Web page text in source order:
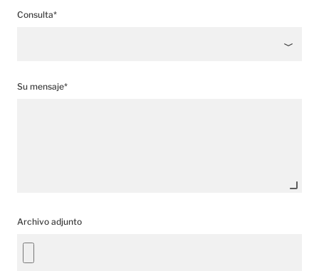
Consulta*
Su mensaje*
Archivo adjunto